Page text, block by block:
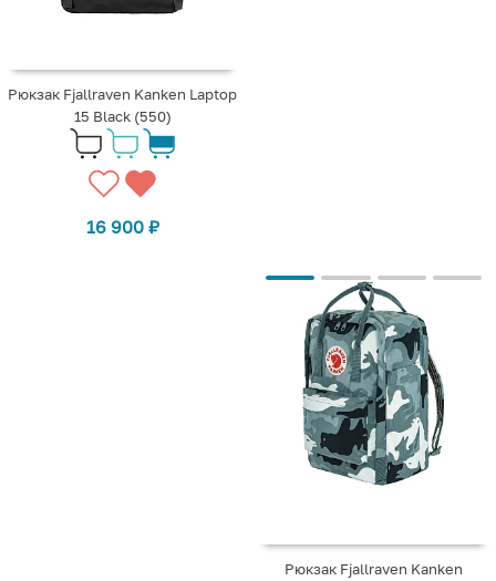
Рюкзак Fjallraven Kanken Laptop
15 Black (550)
16 900 ₽
Рюкзак Fjallraven Kanken